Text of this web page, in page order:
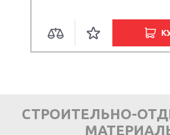
СТРОИТЕЛЬНО-